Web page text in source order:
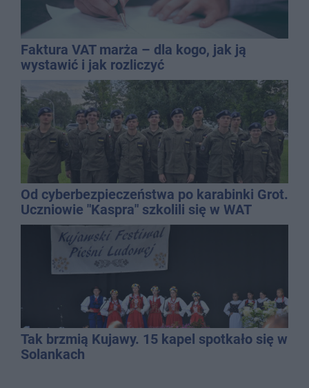
Faktura VAT marża – dla kogo, jak ją
wystawić i jak rozliczyć
Od cyberbezpieczeństwa po karabinki Grot.
Uczniowie "Kaspra" szkolili się w WAT
Tak brzmią Kujawy. 15 kapel spotkało się w
Solankach